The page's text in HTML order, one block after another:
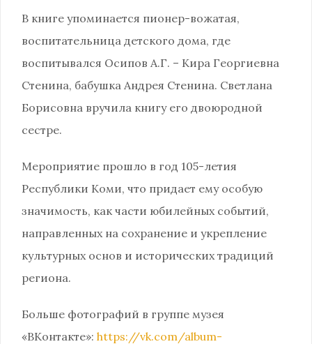
В книге упоминается пионер-вожатая,
воспитательница детского дома, где
воспитывался Осипов А.Г. – Кира Георгиевна
Стенина, бабушка Андрея Стенина. Светлана
Борисовна вручила книгу его двоюродной
сестре.
Мероприятие прошло в год 105-летия
Республики Коми, что придает ему особую
значимость, как части юбилейных событий,
направленных на сохранение и укрепление
культурных основ и исторических традиций
региона.
Больше фотографий в группе музея
«ВКонтакте»: https://vk.com/album-